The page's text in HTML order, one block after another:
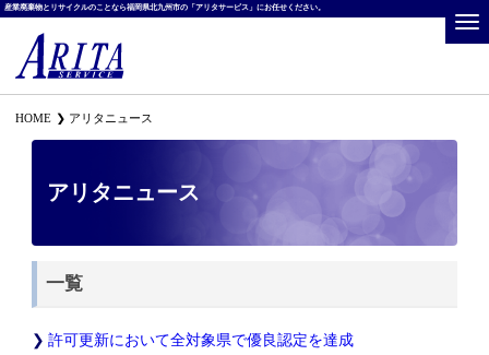
産業廃棄物とリサイクルのことなら福岡県北九州市の「アリタサービス」にお任せください。
HOME アリタニュース
アリタニュース
一覧
許可更新において全対象県で優良認定を達成